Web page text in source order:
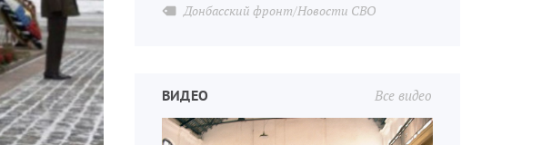
Донбасский фронт/Новости СВО
Все видео
ВИДЕО